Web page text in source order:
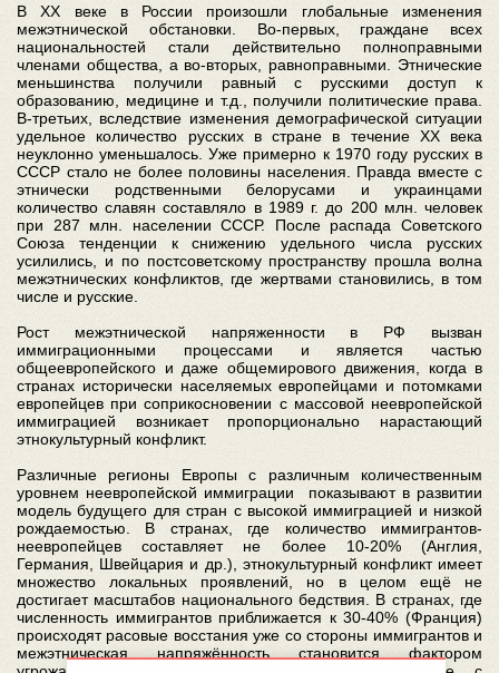
В ХХ веке в России произошли глобальные изменения
межэтнической обстановки. Во-первых, граждане всех
национальностей стали действительно полноправными
членами общества, а во-вторых, равноправными. Этнические
меньшинства получили равный с русскими доступ к
образованию, медицине и т.д., получили политические права.
В-третьих, вследствие изменения демографической ситуации
удельное количество русских в стране в течение ХХ века
неуклонно уменьшалось. Уже примерно к 1970 году русских в
СССР стало не более половины населения. Правда вместе с
этнически родственными белорусами и украинцами
количество славян составляло в 1989 г. до 200 млн. человек
при 287 млн. населении СССР. После распада Советского
Союза тенденции к снижению удельного числа русских
усилились, и по постсоветскому пространству прошла волна
межэтнических конфликтов, где жертвами становились, в том
числе и русские.
Рост межэтнической напряженности в РФ вызван
иммиграционными процессами и является частью
общеевропейского и даже общемирового движения, когда в
странах исторически населяемых европейцами и потомками
европейцев при соприкосновении с массовой неевропейской
иммиграцией возникает пропорционально нарастающий
этнокультурный конфликт.
Различные регионы Европы с различным количественным
уровнем неевропейской иммиграции показывают в развитии
модель будущего для стран с высокой иммиграцией и низкой
рождаемостью. В странах, где количество иммигрантов-
неевропейцев составляет не более 10-20% (Англия,
Германия, Швейцария и др.), этнокультурный конфликт имеет
множество локальных проявлений, но в целом ещё не
достигает масштабов национального бедствия. В странах, где
численность иммигрантов приближается к 30-40% (Франция)
происходят расовые восстания уже со стороны иммигрантов и
межэтническая напряжённость становится фактором